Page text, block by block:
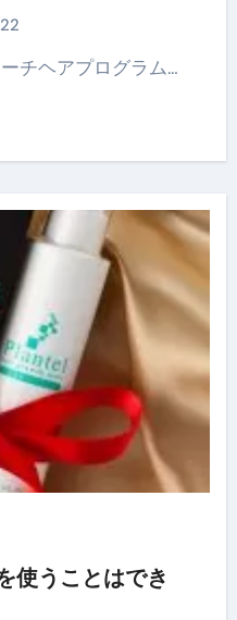
ーチヘアプログラム…
使うことはでき